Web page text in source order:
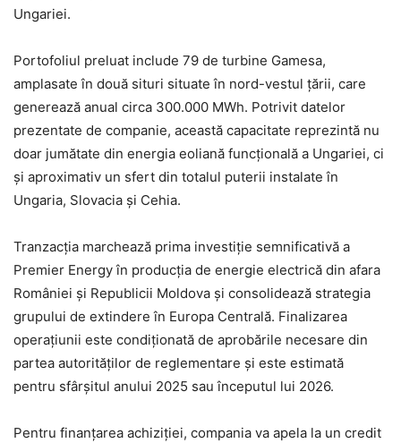
Ungariei.
Portofoliul preluat include 79 de turbine Gamesa,
amplasate în două situri situate în nord-vestul țării, care
generează anual circa 300.000 MWh. Potrivit datelor
prezentate de companie, această capacitate reprezintă nu
doar jumătate din energia eoliană funcțională a Ungariei, ci
și aproximativ un sfert din totalul puterii instalate în
Ungaria, Slovacia și Cehia.
Tranzacția marchează prima investiție semnificativă a
Premier Energy în producția de energie electrică din afara
României și Republicii Moldova și consolidează strategia
grupului de extindere în Europa Centrală. Finalizarea
operațiunii este condiționată de aprobările necesare din
partea autorităților de reglementare și este estimată
pentru sfârșitul anului 2025 sau începutul lui 2026.
Pentru finanțarea achiziției, compania va apela la un credit